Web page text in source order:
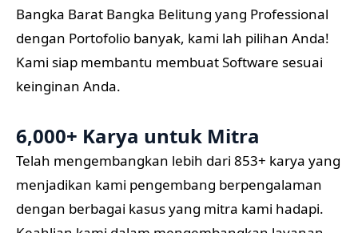
Bangka Barat Bangka Belitung yang Professional
dengan Portofolio banyak, kami lah pilihan Anda!
Kami siap membantu membuat Software sesuai
keinginan Anda.
6,000+ Karya untuk Mitra
Telah mengembangkan lebih dari 853+ karya yang
menjadikan kami pengembang berpengalaman
dengan berbagai kasus yang mitra kami hadapi.